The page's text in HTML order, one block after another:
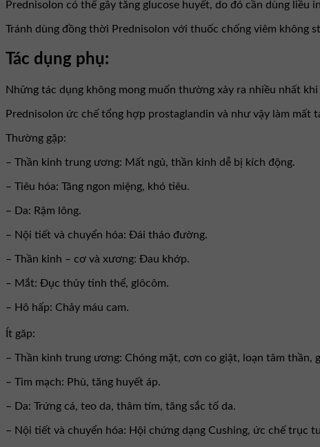
Prednisolon có thể gây tăng glucose huyết, do đó cần dùng liều
Tránh dùng đồng thời Prednisolon với thuốc chống viêm không
Tác dụng phụ:
Những tác dụng không mong muốn thường xảy ra nhiều nhất
Prednisolon ức chế tổng hợp prostaglandin và như vậy làm mất
Thường gặp:
– Thần kinh trung ương: Mất ngủ, thần kinh dễ bị kích động.
– Tiêu hóa: Tăng ngon miệng, khó tiêu.
– Da: Rậm lông.
– Nội tiết và chuyển hóa: Đái tháo đường.
– Thần kinh – cơ và xương: Đau khớp.
– Mắt: Đục thủy tinh thể, glôcôm.
– Hô hấp: Chảy máu cam.
Ít găp:
– Thần kinh trung ương: Chóng mặt, cơn co giật, loạn tâm thần,
– Tim mạch: Phù, tăng huyết áp.
– Da: Trứng cá, teo da, thâm tím, tăng sắc tố da.
– Nội tiết và chuyển hóa: Hội chứng dạng Cushing, ức chế trục